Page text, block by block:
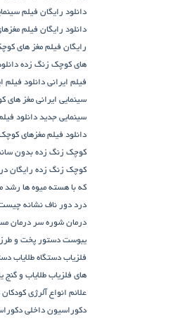
دانلود رایگان فیلم
دانلود رایگان فیلم
رایگان فیلم مغز های
های کوچک زنگ زده
فیلم ایرانی دانلود فیلم
سینمایی ایرانی مغز
سینمایی جدید دانلود
دانلود فیلم مغزهای
کوچک زنگ زده بدون
کوچک زنگ زده رایگان
که با هسته میوه ها رشد
درد دور ناف نشانه
درمان شوره سر درمان
یبوست دستور پخت و
فلزیاب دستگاه‌ طلایاب
های فلزیاب طلایاب و گنج‌
علائم انواع آلرژی کودکان
دکوراسیون داخلی